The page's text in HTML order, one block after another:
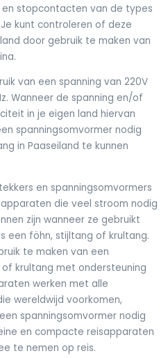
en stopcontacten van de types
Je kunt controleren of deze
door gebruik te maken van
van een spanning van 220V
Wanneer de spanning en/of
in je eigen land hiervan
spanningsomvormer nodig
in Paaseiland te kunnen
en spanningsomvormers
die veel stroom nodig
zijn wanneer ze gebruikt
een föhn, stijltang of krultang.
te maken van een
of krultang met ondersteuning
werken met alle
wereldwijd voorkomen,
spanningsomvormer nodig
en compacte reisapparaten
te nemen op reis.